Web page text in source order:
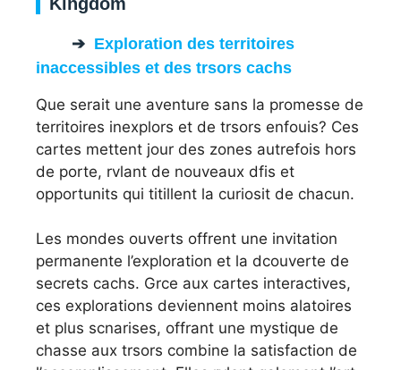
Exploration des territoires
inaccessibles et des trsors cachs
Que serait une aventure sans la promesse de
territoires inexplors et de trsors enfouis? Ces
cartes mettent jour des zones autrefois hors
de porte, rvlant de nouveaux dfis et
opportunits qui titillent la curiosit de chacun.
Les mondes ouverts offrent une invitation
permanente l’exploration et la dcouverte de
secrets cachs. Grce aux cartes interactives,
ces explorations deviennent moins alatoires
et plus scnarises, offrant une mystique de
chasse aux trsors combine la satisfaction de